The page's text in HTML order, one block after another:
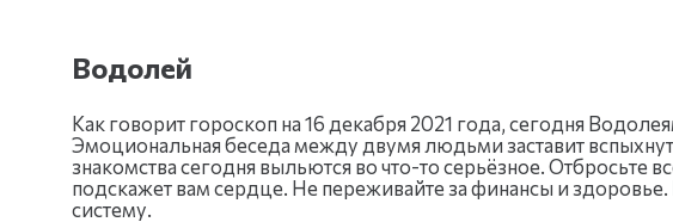
Водолей
Как говорит гороскоп на 16 декабря 2021 года, сегодня
Эмоциональная беседа между двумя людьми заставит
знакомства сегодня выльются во что-то серьёзное. Отбросьте
подскажет вам сердце. Не переживайте за финансы и
систему.